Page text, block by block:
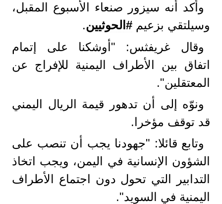
وأكد أنه سيزور صنعاء الأسبوع المقبل،
وسيلتقي بزعيم #الحوثيين.
وقال غريفثس: "أوشكنا على إتمام
اتفاق بين الأطراف اليمنية للإفراج عن
المعتقلين".
ونوّه إلى أن تدهور قيمة الريال اليمني
قد توقف مؤخرا.
وتابع قائلا: "جهودنا يجب أن تنصب على
الشؤون الإنسانية في اليمن، ويجب اتخاذ
التدابير التي تحول دون اجتماع الأطراف
اليمنية في السويد".